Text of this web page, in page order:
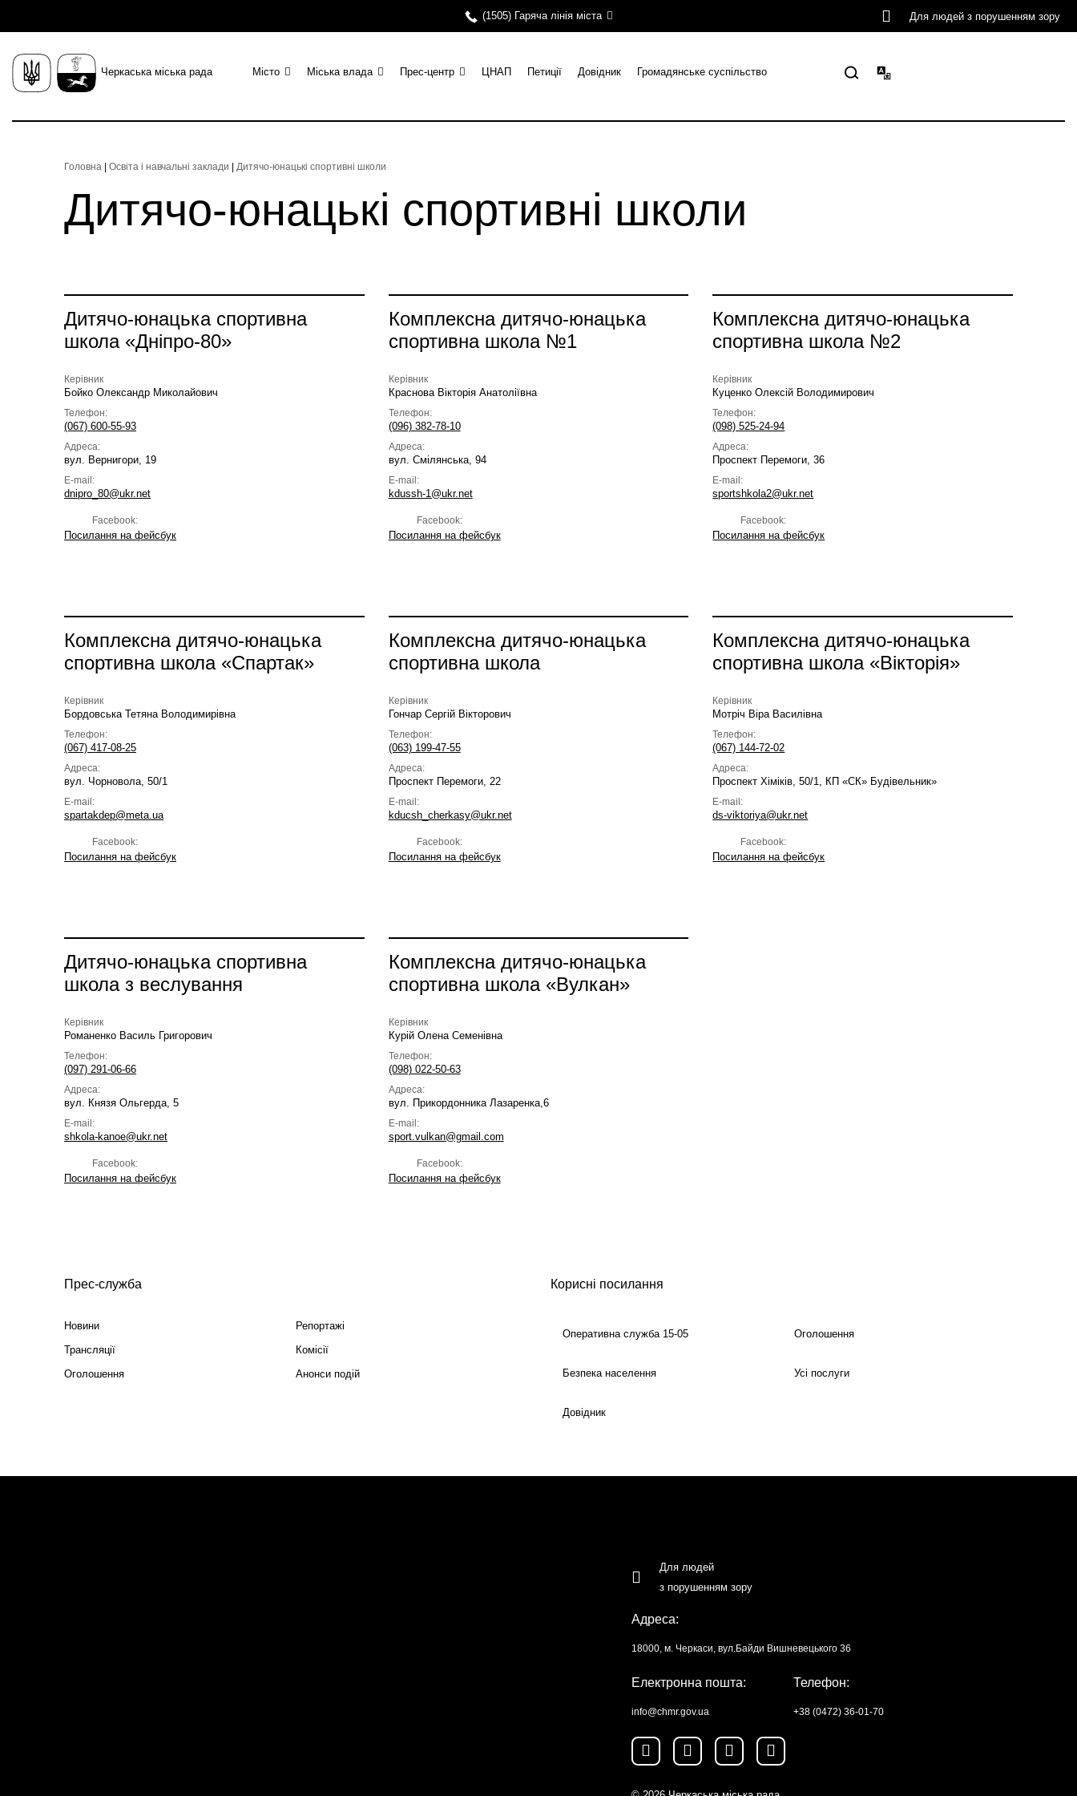
(1505) Гаряча лінія міста Для людей з порушенням зору
Черкаська міська рада Місто Міська влада Прес-центр ЦНАП Петиції Довідник Громадянське суспільство
Головна Освіта і навчальні заклади Дитячо-юнацькі спортивні школи
Дитячо-юнацькі спортивні школи
Дитячо-юнацька спортивна
школа «Дніпро-80»
Керівник
Бойко Олександр Миколайович
Телефон:
(067) 600-55-93
Адреса:
вул. Вернигори, 19
E-mail:
dnipro_80@ukr.net
Facebook:
Посилання на фейсбук
Комплексна дитячо-юнацька
спортивна школа №1
Керівник
Краснова Вікторія Анатоліївна
Телефон:
(096) 382-78-10
Адреса:
вул. Смілянська, 94
E-mail:
kdussh-1@ukr.net
Facebook:
Посилання на фейсбук
Комплексна дитячо-юнацька
спортивна школа №2
Керівник
Куценко Олексій Володимирович
Телефон:
(098) 525-24-94
Адреса:
Проспект Перемоги, 36
E-mail:
sportshkola2@ukr.net
Facebook:
Посилання на фейсбук
Комплексна дитячо-юнацька
спортивна школа «Спартак»
Керівник
Бордовська Тетяна Володимирівна
Телефон:
(067) 417-08-25
Адреса:
вул. Чорновола, 50/1
E-mail:
spartakdep@meta.ua
Facebook:
Посилання на фейсбук
Комплексна дитячо-юнацька
спортивна школа
Керівник
Гончар Сергій Вікторович
Телефон:
(063) 199-47-55
Адреса:
Проспект Перемоги, 22
E-mail:
kducsh_cherkasy@ukr.net
Facebook:
Посилання на фейсбук
Комплексна дитячо-юнацька
спортивна школа «Вікторія»
Керівник
Мотріч Віра Василівна
Телефон:
(067) 144-72-02
Адреса:
Проспект Хіміків, 50/1, КП «СК» Будівельник»
E-mail:
ds-viktoriya@ukr.net
Facebook:
Посилання на фейсбук
Дитячо-юнацька спортивна
школа з веслування
Керівник
Романенко Василь Григорович
Телефон:
(097) 291-06-66
Адреса:
вул. Князя Ольгерда, 5
E-mail:
shkola-kanoe@ukr.net
Facebook:
Посилання на фейсбук
Комплексна дитячо-юнацька
спортивна школа «Вулкан»
Керівник
Курій Олена Семенівна
Телефон:
(098) 022-50-63
Адреса:
вул. Прикордонника Лазаренка,6
E-mail:
sport.vulkan@gmail.com
Facebook:
Посилання на фейсбук
Прес-служба
Новини
Репортажі
Трансляції
Комісії
Оголошення
Анонси подій
Корисні посилання
Оперативна служба 15-05 Оголошення
Безпека населення Усі послуги
Довідник
Для людей
з порушенням зору
Адреса:
18000, м. Черкаси, вул.Байди Вишневецького 36
Електронна пошта:
info@chmr.gov.ua
Телефон:
+38 (0472) 36-01-70